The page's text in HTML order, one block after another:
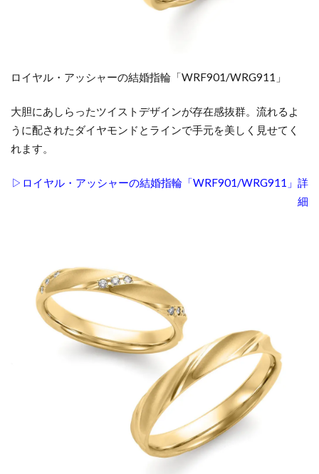
ロイヤル・アッシャーの結婚指輪「WRF901/WRG911」
大胆にあしらったツイストデザインが存在感抜群。流れるよ
うに配されたダイヤモンドとラインで手元を美しく見せてく
れます。
▷ロイヤル・アッシャーの結婚指輪「WRF901/WRG911」詳
細